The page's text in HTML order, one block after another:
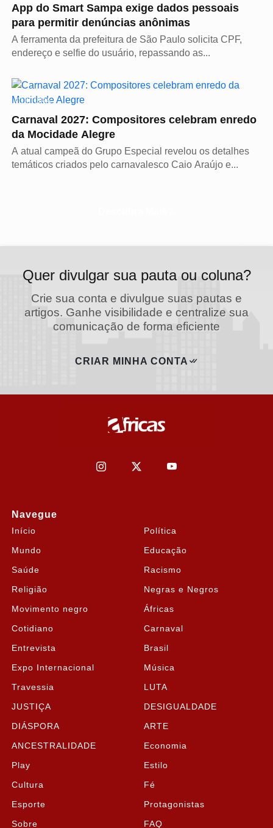
App do Smart Sampa exige dados pessoais
para permitir denúncias anônimas
A ferramenta da prefeitura de São Paulo solicita CPF,
endereço e selfie do usuário, repassando as...
CULTURA
Carnaval 2027: Compositores celebram enredo
da Mocidade Alegre
A atual campeã do Grupo Especial revelou os detalhes
temáticos criados pelo carnavalesco Caio Araújo e...
Quer divulgar sua pauta ou coluna?
Crie sua conta e divulgue suas pautas e
artigos. Ganhe visibilidade e centralize sua
comunicação de forma eficiente
CRIAR MINHA CONTA
Navegue
Início Política
Mundo Educação
Saúde Racismo
Religião Negras e Negros
Movimento negro Áfricas
Cotidiano Carnaval
Entrevista Brasil
Expo Internacional Música
Travessia LUTA
JUSTIÇA DESIGUALDADE
DIÁSPORA ARTE
ANCESTRALIDADE Economia
Play Estilo
Cultura Fé
Esporte Protagonistas
Sobre FAQ